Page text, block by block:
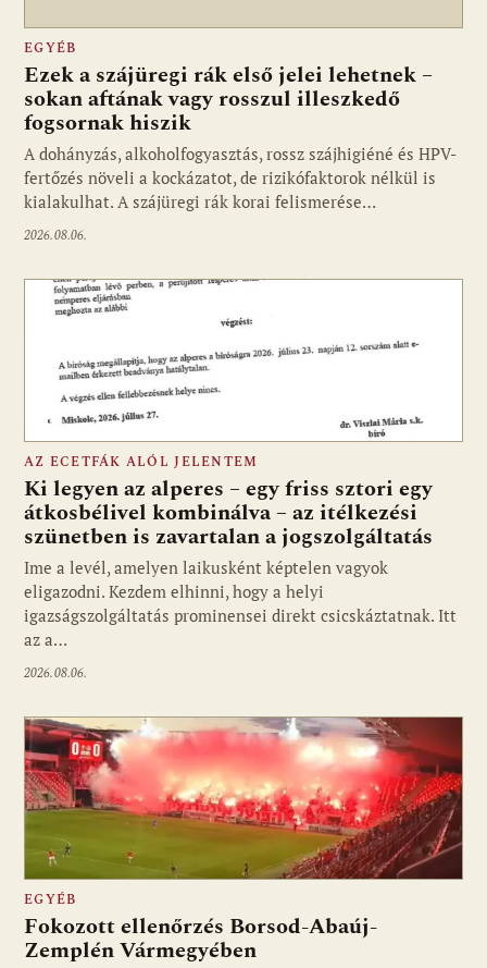
EGYÉB
Ezek a szájüregi rák első jelei lehetnek –
sokan aftának vagy rosszul illeszkedő
fogsornak hiszik
A dohányzás, alkoholfogyasztás, rossz szájhigiéné és HPV-
fertőzés növeli a kockázatot, de rizikófaktorok nélkül is
kialakulhat. A szájüregi rák korai felismerése…
2026.08.06.
AZ ECETFÁK ALÓL JELENTEM
Ki legyen az alperes – egy friss sztori egy
átkosbélivel kombinálva – az itélkezési
szünetben is zavartalan a jogszolgáltatás
Ime a levél, amelyen laikusként képtelen vagyok
eligazodni. Kezdem elhinni, hogy a helyi
igazságszolgáltatás prominensei direkt csicskáztatnak. Itt
az a…
2026.08.06.
EGYÉB
Fokozott ellenőrzés Borsod-Abaúj-
Zemplén Vármegyében